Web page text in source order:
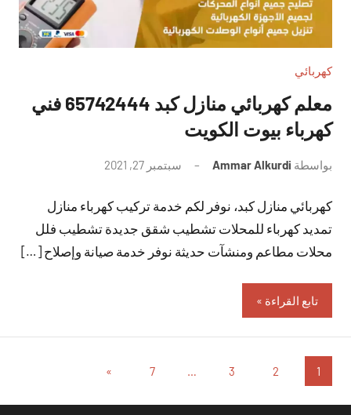
كهربائي
معلم كهربائي منازل كبد 65742444 فني
كهرباء بيوت الكويت
بواسطة Ammar Alkurdi سبتمبر 27, 2021
تعليقات
كهربائي منازل كبد، نوفر لكم خدمة تركيب كهرباء منازل
تمديد كهرباء للمحلات تشطيب شقق جديدة تشطيب فلل
محلات مطاعم ومنشآت حديثة نوفر خدمة صيانة وإصلاح […]
تابع القراءة
تعدد
صفحات
1
2
3
…
7
المقالات
»